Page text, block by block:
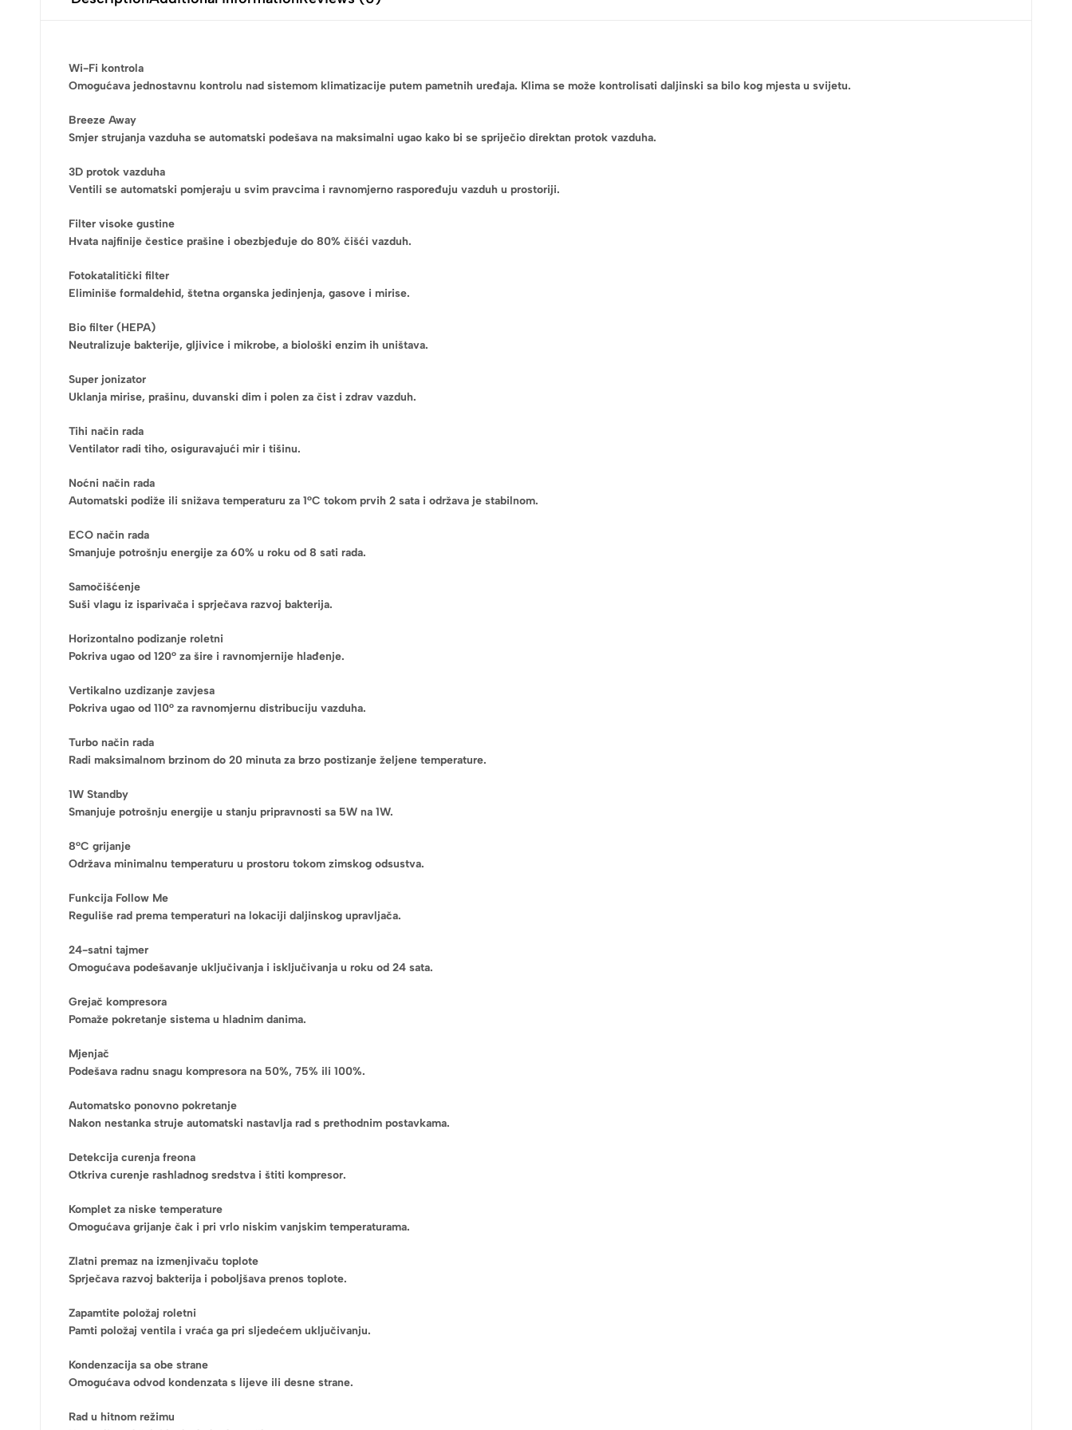
Wi-Fi kontrola
Omogućava jednostavnu kontrolu nad sistemom klimatizacije putem pametnih uređaja. Klima se može kontrolisati daljinski sa bilo kog mjesta u svijetu.
Breeze Away
Smjer strujanja vazduha se automatski podešava na maksimalni ugao kako bi se spriječio direktan protok vazduha.
3D protok vazduha
Ventili se automatski pomjeraju u svim pravcima i ravnomjerno raspoređuju vazduh u prostoriji.
Filter visoke gustine
Hvata najfinije čestice prašine i obezbjeđuje do 80% čišći vazduh.
Fotokatalitički filter
Eliminiše formaldehid, štetna organska jedinjenja, gasove i mirise.
Bio filter (HEPA)
Neutralizuje bakterije, gljivice i mikrobe, a biološki enzim ih uništava.
Super jonizator
Uklanja mirise, prašinu, duvanski dim i polen za čist i zdrav vazduh.
Tihi način rada
Ventilator radi tiho, osiguravajući mir i tišinu.
Noćni način rada
Automatski podiže ili snižava temperaturu za 1°C tokom prvih 2 sata i održava je stabilnom.
ECO način rada
Smanjuje potrošnju energije za 60% u roku od 8 sati rada.
Samočišćenje
Suši vlagu iz isparivača i sprječava razvoj bakterija.
Horizontalno podizanje roletni
Pokriva ugao od 120° za šire i ravnomjernije hlađenje.
Vertikalno uzdizanje zavjesa
Pokriva ugao od 110° za ravnomjernu distribuciju vazduha.
Turbo način rada
Radi maksimalnom brzinom do 20 minuta za brzo postizanje željene temperature.
1W Standby
Smanjuje potrošnju energije u stanju pripravnosti sa 5W na 1W.
8°C grijanje
Održava minimalnu temperaturu u prostoru tokom zimskog odsustva.
Funkcija Follow Me
Reguliše rad prema temperaturi na lokaciji daljinskog upravljača.
24-satni tajmer
Omogućava podešavanje uključivanja i isključivanja u roku od 24 sata.
Grejač kompresora
Pomaže pokretanje sistema u hladnim danima.
Mjenjač
Podešava radnu snagu kompresora na 50%, 75% ili 100%.
Automatsko ponovno pokretanje
Nakon nestanka struje automatski nastavlja rad s prethodnim postavkama.
Detekcija curenja freona
Otkriva curenje rashladnog sredstva i štiti kompresor.
Komplet za niske temperature
Omogućava grijanje čak i pri vrlo niskim vanjskim temperaturama.
Zlatni premaz na izmenjivaču toplote
Sprječava razvoj bakterija i poboljšava prenos toplote.
Zapamtite položaj roletni
Pamti položaj ventila i vraća ga pri sljedećem uključivanju.
Kondenzacija sa obe strane
Omogućava odvod kondenzata s lijeve ili desne strane.
Rad u hitnom režimu